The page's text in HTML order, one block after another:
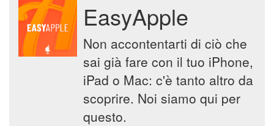
EasyApple
Non accontentarti di ciò che
sai già fare con il tuo iPhone,
iPad o Mac: c'è tanto altro da
scoprire. Noi siamo qui per
questo.